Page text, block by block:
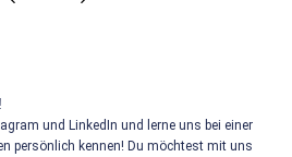
und LinkedIn und lerne uns bei einer
persönlich kennen! Du möchtest mit uns